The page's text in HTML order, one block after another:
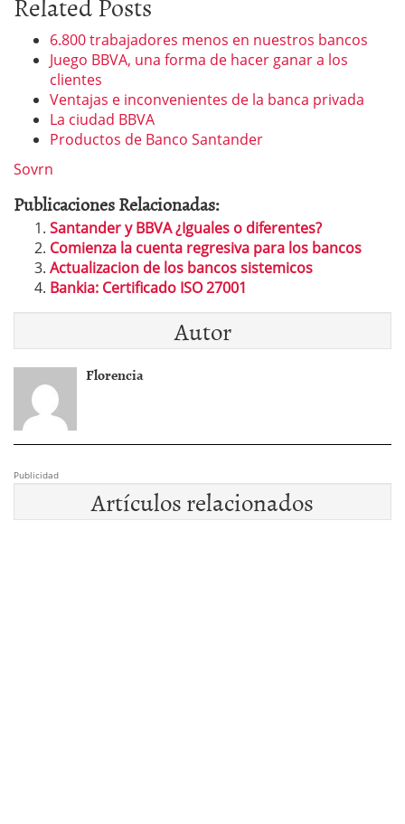
6.800 trabajadores menos en nuestros bancos
Juego BBVA, una forma de hacer ganar a los
clientes
Ventajas e inconvenientes de la banca privada
La ciudad BBVA
Productos de Banco Santander
Sovrn
Publicaciones Relacionadas:
Santander y BBVA ¿Iguales o diferentes?
Comienza la cuenta regresiva para los bancos
Actualizacion de los bancos sistemicos
Bankia: Certificado ISO 27001
Autor
Florencia
Publicidad
Artículos relacionados